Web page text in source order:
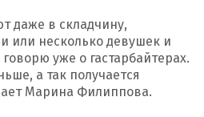
даже в складчину,
или несколько девушек и
уже о гастарбайтерах.
а так получается
Марина Филиппова.